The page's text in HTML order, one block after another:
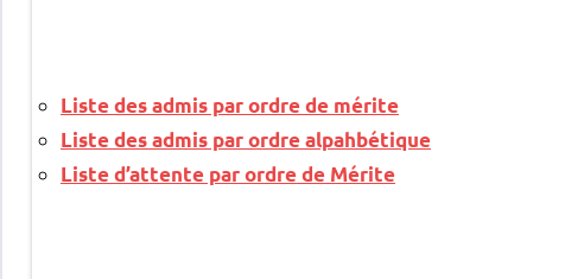
Liste des admis par ordre de mérite
Liste des admis par ordre alpahbétique
Liste d’attente par ordre de Mérite